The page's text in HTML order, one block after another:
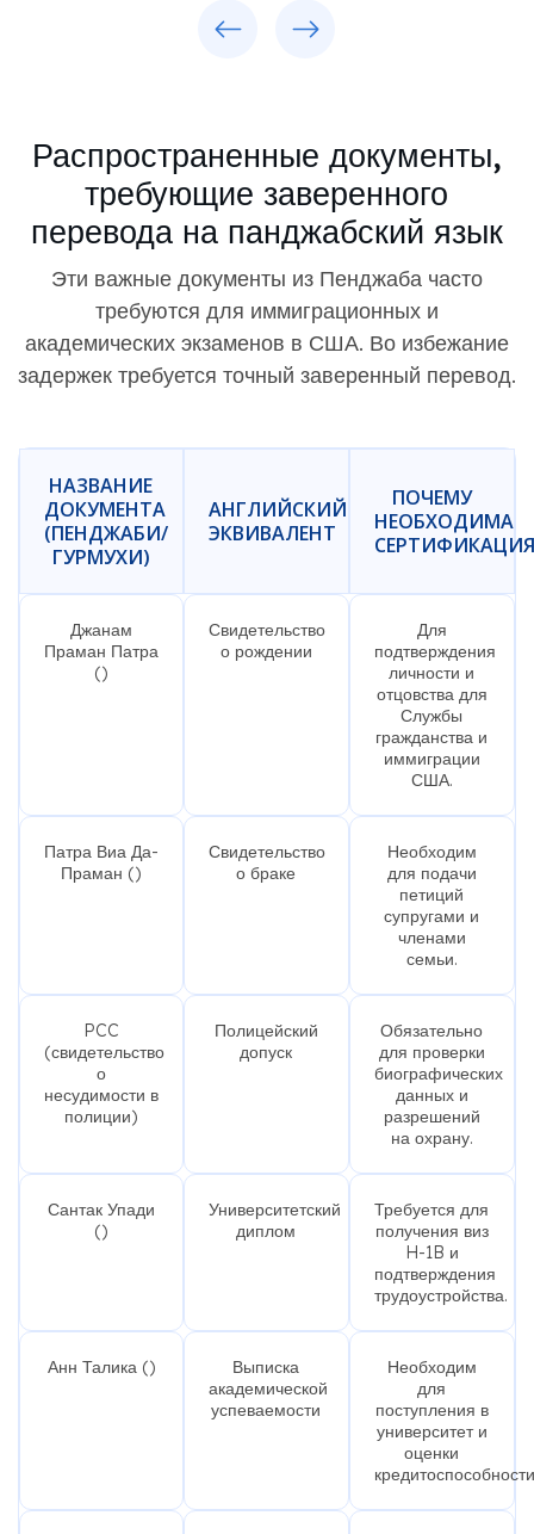
Распространенные документы,
требующие заверенного
перевода на панджабский язык
Эти важные документы из Пенджаба часто
требуются для иммиграционных и
академических экзаменов в США. Во избежание
задержек требуется точный заверенный перевод.
НАЗВАНИЕ
ДОКУМЕНТА
(ПЕНДЖАБИ/
ГУРМУХИ)
АНГЛИЙСКИЙ
ЭКВИВАЛЕНТ
ПОЧЕМУ
НЕОБХОДИМА
СЕРТИФИКАЦИЯ
Джанам
Праман Патра
()
Свидетельство
о рождении
Для
подтверждения
личности и
отцовства для
Службы
гражданства и
иммиграции
США.
Патра Виа Да-
Праман ()
Свидетельство
о браке
Необходим
для подачи
петиций
супругами и
членами
семьи.
PCC
(свидетельство
о
несудимости в
полиции)
Полицейский
допуск
Обязательно
для проверки
биографических
данных и
разрешений
на охрану.
Сантак Упади
()
Университетский
диплом
Требуется для
получения виз
H-1B и
подтверждения
трудоустройства.
Анн Талика ()
Выписка
академической
успеваемости
Необходим
для
поступления в
университет и
оценки